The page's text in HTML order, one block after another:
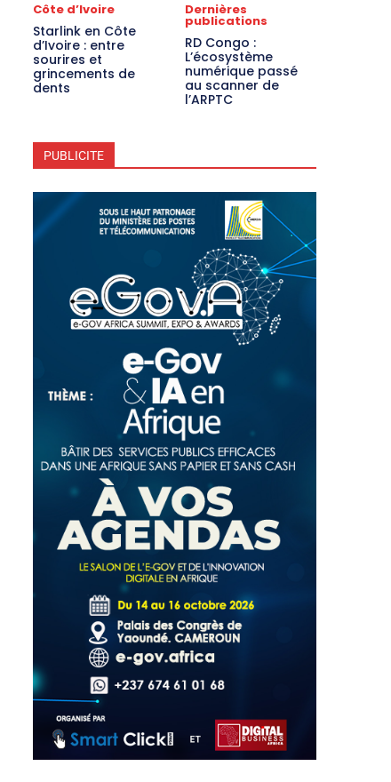
Côte d’Ivoire
Starlink en Côte
d’Ivoire : entre
sourires et
grincements de
dents
Dernières
publications
RD Congo :
L’écosystème
numérique passé
au scanner de
l’ARPTC
PUBLICITE